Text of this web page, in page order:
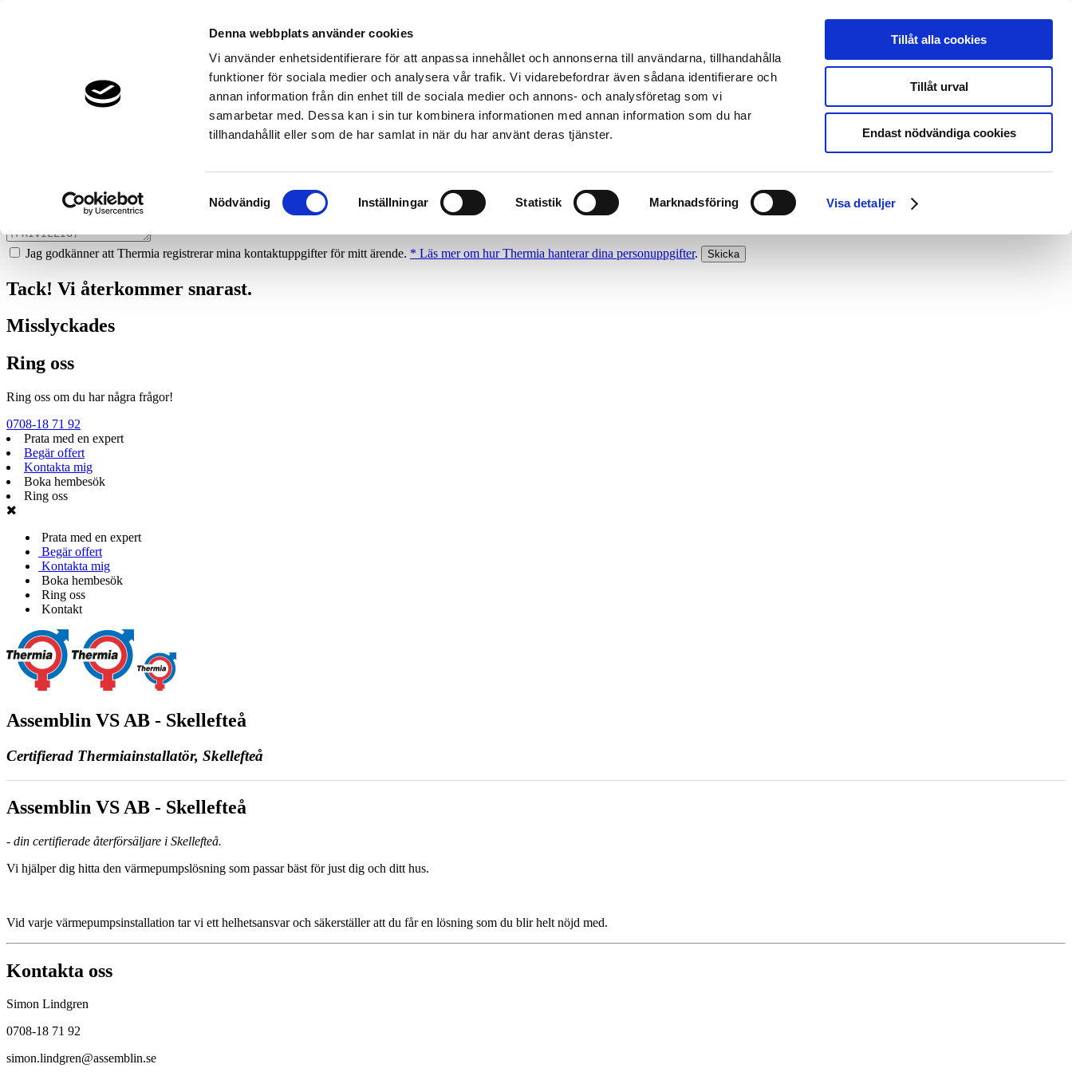
Denna webbplats använder cookies
Vi använder enhetsidentifierare för att anpassa innehållet och annonserna till användarna, tillhandahålla
funktioner för sociala medier och analysera vår trafik. Vi vidarebefordrar även sådana identifierare och
annan information från din enhet till de sociala medier och annons- och analysföretag som vi
samarbetar med. Dessa kan i sin tur kombinera informationen med annan information som du har
tillhandahållit eller som de har samlat in när du har använt deras tjänster.
Samtyckesval
Nödvändig Inställningar Statistik Marknadsföring Visa detaljer
Tillåt alla cookies
Tillåt urval
Endast nödvändiga cookies
Vi ger dig gärna goda råd - helt kostnadsfritt.
Vi hjälper dig att räkna ut mycket du kan spara med en värmepump!
Jag godkänner att Thermia registrerar mina kontaktuppgifter för mitt ärende. * Läs mer om hur Thermia hanterar dina personuppgifter.
Tack! Vi återkommer snarast.
Misslyckades
Ring oss
Ring oss om du har några frågor!
0708-18 71 92
Prata med en expert
Begär offert
Kontakta mig
Boka hembesök
Ring oss
Prata med en expert
Begär offert
Kontakta mig
Boka hembesök
Ring oss
Kontakt
Assemblin VS AB - Skellefteå
Certifierad Thermiainstallatör, Skellefteå
Assemblin VS AB - Skellefteå
- din certifierade återförsäljare i Skellefteå.
Vi hjälper dig hitta den värmepumpslösning som passar bäst för just dig och ditt hus.
Vid varje värmepumpsinstallation tar vi ett helhetsansvar och säkerställer att du får en lösning som du blir helt nöjd med.
Kontakta oss
Simon Lindgren
0708-18 71 92
simon.lindgren@assemblin.se